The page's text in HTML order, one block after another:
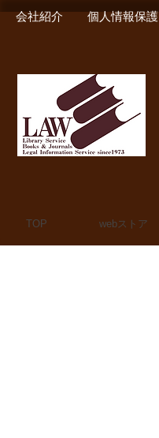
会社紹介 個人情報保護
TOP webストア